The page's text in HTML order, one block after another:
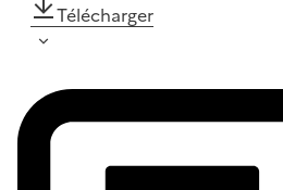
Télécharger